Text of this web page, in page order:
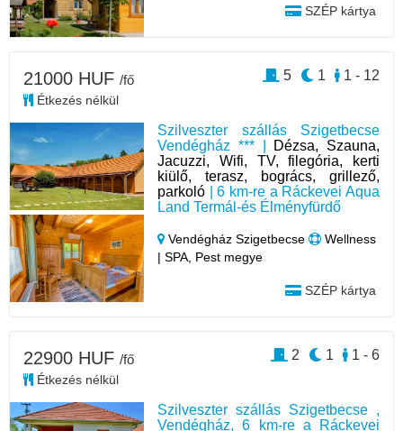
SZÉP kártya
Szilveszter szállás Szigetbecse
Vendégház *** |
Dézsa, Szauna,
Jacuzzi, Wifi, TV, filegória, kerti
kiülő, terasz, bogrács, grillező,
parkoló | 6 km-re a Ráckevei Aqua
Land Termál-és Élményfürdő
Vendégház Szigetbecse
Wellness
| SPA, Pest megye
SZÉP kártya
21000 HUF /fő
Étkezés nélkül
1 - 12
1
5
Szilveszter szállás Szigetbecse ,
Vendégház, 6 km-re a Ráckevei
22900 HUF /fő
Étkezés nélkül
1 - 6
1
2